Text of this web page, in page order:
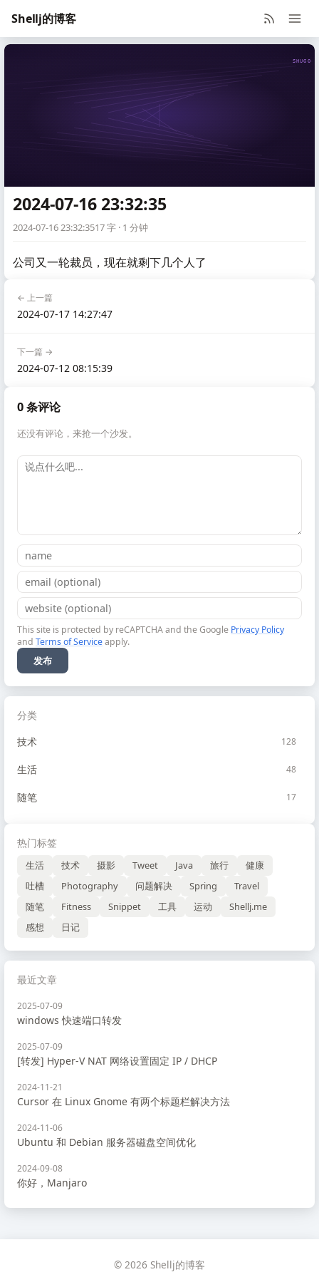
Shellj的博客
分类
技术
128
生活 48
随笔 17
热门标签
生活 技术 摄影 Tweet Java 旅行
健康
吐槽
Photography 问题解决 Spring
Travel
随笔
Fitness Snippet 工具 运动
Shellj.me
感想
日记
SHUGO
2024-07-16 23:32:35
2024-07-16 23:32:3517 字 · 1 分钟
公司又一轮裁员，现在就剩下几个人了
← 上一篇
2024-07-17 14:27:47
下一篇 →
2024-07-12 08:15:39
0 条评论
还没有评论，来抢一个沙发。
This site is protected by reCAPTCHA and the Google Privacy Policy
and Terms of Serviceapply.
发布
最近文章
2025-07-09
windows 快速端口转发
2025-07-09
[转发] Hyper-V NAT 网络设置固定 IP / DHCP
2024-11-21
Cursor 在 Linux Gnome 有两个标题栏解决方法
2024-11-06
Ubuntu 和 Debian 服务器磁盘空间优化
2024-09-08
你好，Manjaro
© 2026 Shellj的博客